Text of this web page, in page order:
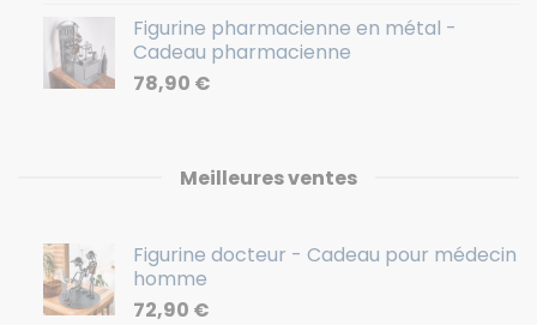
Figurine pharmacienne en métal -
Cadeau pharmacienne
78,90 €
Meilleures ventes
Figurine docteur - Cadeau pour médecin
homme
72,90 €